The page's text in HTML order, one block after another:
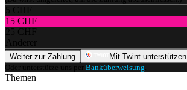
5 CHF
15 CHF
25 CHF
Anderer
Weiter zur Zahlung
Mit Twint unterstützen
Oder unterstütze uns per Banküberweisung
Themen